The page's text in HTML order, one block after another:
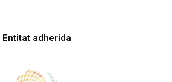
Entitat adherida